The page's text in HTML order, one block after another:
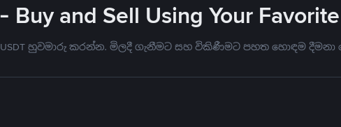
Buy and Sell Using Your
USDT හුවමාරු කරන්න. මිලදී ගැනීමට සහ විකිණීමට පහත හොඳම දීමනා